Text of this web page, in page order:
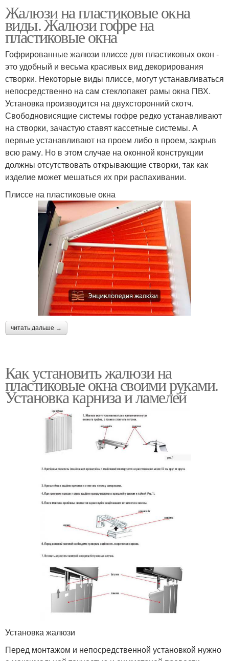
Жалюзи на пластиковые окна
виды. Жалюзи гофре на
пластиковые окна
Гофрированные жалюзи плиссе для пластиковых окон -
это удобный и весьма красивых вид декорирования
створки. Некоторые виды плиссе, могут устанавливаться
непосредственно на сам стеклопакет рамы окна ПВХ.
Установка производится на двухсторонний скотч.
Свободновисящие системы гофре редко устанавливают
на створки, зачастую ставят кассетные системы. А
первые устанавливают на проем либо в проем, закрыв
всю раму. Но в этом случае на оконной конструкции
должны отсутствовать открывающие створки, так как
изделие может мешаться их при распахивании.
Плиссе на пластиковые окна
читать дальше →
Как установить жалюзи на
пластиковые окна своими руками.
Установка карниза и ламелей
Установка жалюзи
Перед монтажом и непосредственной установкой нужно